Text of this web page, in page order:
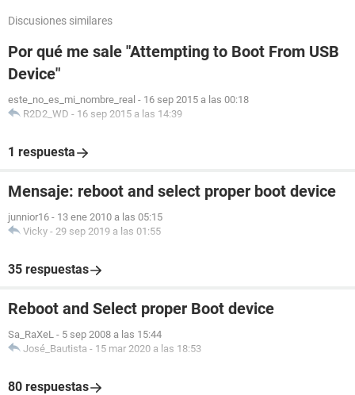
Discusiones similares
Por qué me sale "Attempting to Boot From USB
Device"
este_no_es_mi_nombre_real - 16 sep 2015 a las 00:18
R2D2_WD - 16 sep 2015 a las 14:39
1 respuesta
Mensaje: reboot and select proper boot device
junnior16 - 13 ene 2010 a las 05:15
Vicky - 29 sep 2019 a las 01:55
35 respuestas
Reboot and Select proper Boot device
Sa_RaXeL - 5 sep 2008 a las 15:44
José_Bautista - 15 mar 2020 a las 18:53
80 respuestas